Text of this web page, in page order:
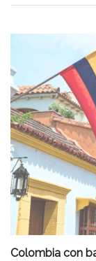
Colombia con